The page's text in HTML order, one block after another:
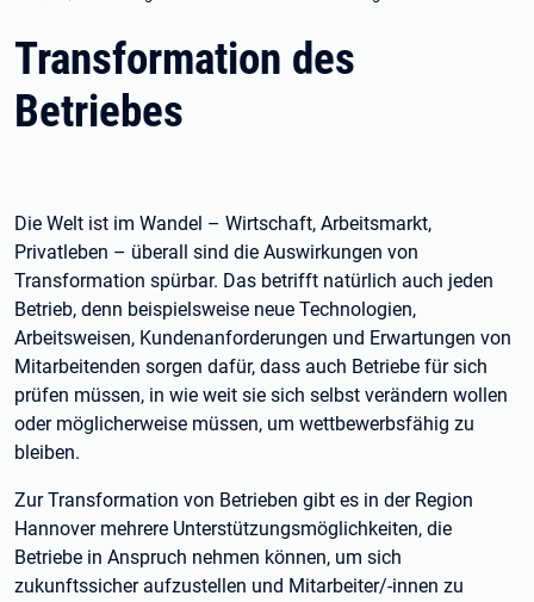
Transformation des
Betriebes
Die Welt ist im Wandel – Wirtschaft, Arbeitsmarkt,
Privatleben – überall sind die Auswirkungen von
Transformation spürbar. Das betrifft natürlich auch jeden
Betrieb, denn beispielsweise neue Technologien,
Arbeitsweisen, Kundenanforderungen und Erwartungen von
Mitarbeitenden sorgen dafür, dass auch Betriebe für sich
prüfen müssen, in wie weit sie sich selbst verändern wollen
oder möglicherweise müssen, um wettbewerbsfähig zu
bleiben.
Zur Transformation von Betrieben gibt es in der Region
Hannover mehrere Unterstützungsmöglichkeiten, die
Betriebe in Anspruch nehmen können, um sich
zukunftssicher aufzustellen und Mitarbeiter/-innen zu